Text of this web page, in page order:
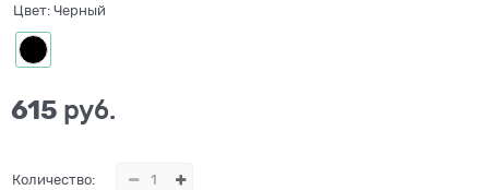
Цвет: Черный
615 руб.
Количество: